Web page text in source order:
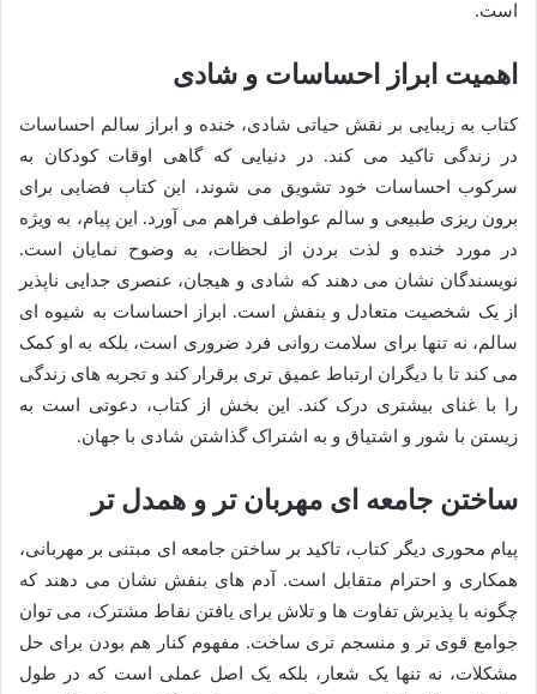
است.
اهمیت ابراز احساسات و شادی
کتاب به زیبایی بر نقش حیاتی شادی، خنده و ابراز سالم احساسات
در زندگی تاکید می کند. در دنیایی که گاهی اوقات کودکان به
سرکوب احساسات خود تشویق می شوند، این کتاب فضایی برای
برون ریزی طبیعی و سالم عواطف فراهم می آورد. این پیام، به ویژه
در مورد خنده و لذت بردن از لحظات، به وضوح نمایان است.
نویسندگان نشان می دهند که شادی و هیجان، عنصری جدایی ناپذیر
از یک شخصیت متعادل و بنفش است. ابراز احساسات به شیوه ای
سالم، نه تنها برای سلامت روانی فرد ضروری است، بلکه به او کمک
می کند تا با دیگران ارتباط عمیق تری برقرار کند و تجربه های زندگی
را با غنای بیشتری درک کند. این بخش از کتاب، دعوتی است به
زیستن با شور و اشتیاق و به اشتراک گذاشتن شادی با جهان.
ساختن جامعه ای مهربان تر و همدل تر
پیام محوری دیگر کتاب، تاکید بر ساختن جامعه ای مبتنی بر مهربانی،
همکاری و احترام متقابل است. آدم های بنفش نشان می دهند که
چگونه با پذیرش تفاوت ها و تلاش برای یافتن نقاط مشترک، می توان
جوامع قوی تر و منسجم تری ساخت. مفهوم کنار هم بودن برای حل
مشکلات، نه تنها یک شعار، بلکه یک اصل عملی است که در طول